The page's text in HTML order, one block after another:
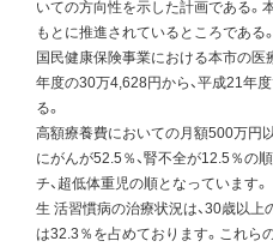
いての方向性を示した計画である。
もとに推進されているところである。
国民健康保険事業における本市の医
年度の30万4,628円から、平成21年
る。
高額療養費においての月額500万円
にがんが52.5％、腎不全が12.5％の
チ、超低体重児の順となっています。
生 活習慣病の治療状況は、30歳以上
は32.3％を占めております。これら